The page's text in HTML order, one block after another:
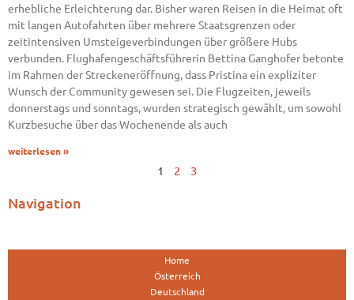
erhebliche Erleichterung dar. Bisher waren Reisen in die Heimat oft
mit langen Autofahrten über mehrere Staatsgrenzen oder
zeitintensiven Umsteigeverbindungen über größere Hubs
verbunden. Flughafengeschäftsführerin Bettina Ganghofer betonte
im Rahmen der Streckeneröffnung, dass Pristina ein expliziter
Wunsch der Community gewesen sei. Die Flugzeiten, jeweils
donnerstags und sonntags, wurden strategisch gewählt, um sowohl
Kurzbesuche über das Wochenende als auch
weiterlesen »
1 2 3
Navigation
Home
Österreich
Deutschland